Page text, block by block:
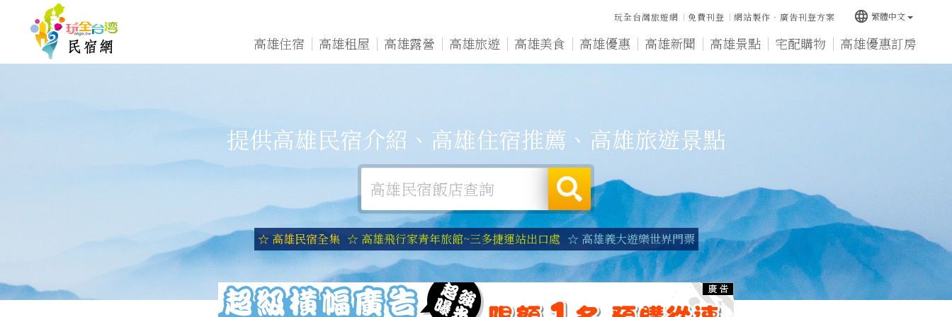
高雄住宿 高雄租屋 高雄露營 高雄旅遊 高雄美食 高雄優惠 高雄新聞 高雄景點 宅配購物 高雄優惠訂房
玩全台灣旅遊網 免費刊登 網站製作‧廣告刊登方案 language 繁體中文
提供高雄民宿介紹、高雄住宿推薦、高雄旅遊景點
☆ 高雄民宿全集 ☆ 高雄飛行家青年旅館~三多捷運站出口處 ☆ 高雄義大遊樂世界門票